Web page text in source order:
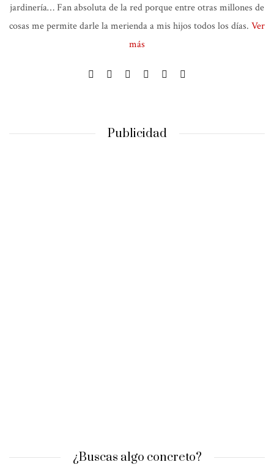
jardinería… Fan absoluta de la red porque entre otras millones de
cosas me permite darle la merienda a mis hijos todos los días. Ver
más
Publicidad
¿Buscas algo concreto?